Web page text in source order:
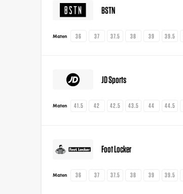
BSTN
Maten 36 37 37.5 38 39 39.5
JD Sports
Maten 41.5 42 42.5 43.5 44 44.5
Foot Locker
Maten 36 37 37.5 38 39 39.5